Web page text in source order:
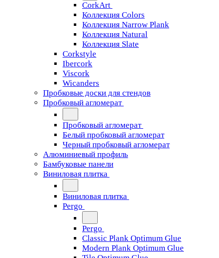
CorkArt
Коллекция Colors
Коллекция Narrow Plank
Коллекция Natural
Коллекция Slate
Corkstyle
Ibercork
Viscork
Wicanders
Пробковые доски для стендов
Пробковый агломерат
Пробковый агломерат
Белый пробковый агломерат
Черный пробковый агломерат
Алюминиевый профиль
Бамбуковые панели
Виниловая плитка
Виниловая плитка
Pergo
Pergo
Classic Plank Optimum Glue
Modern Plank Optimum Glue